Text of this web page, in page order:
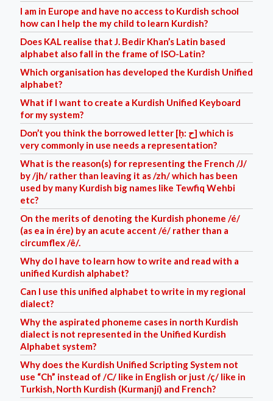
I am in Europe and have no access to Kurdish school
how can I help the my child to learn Kurdish?
Does KAL realise that J. Bedir Khan’s Latin based
alphabet also fall in the frame of ISO-Latin?
Which organisation has developed the Kurdish Unified
alphabet?
What if I want to create a Kurdish Unified Keyboard
for my system?
Don’t you think the borrowed letter [ḥ: ح] which is
very commonly in use needs a representation?
What is the reason(s) for representing the French /J/
by /jh/ rather than leaving it as /zh/ which has been
used by many Kurdish big names like Tewfiq Wehbi
etc?
On the merits of denoting the Kurdish phoneme /é/
(as ea in ére) by an acute accent /é/ rather than a
circumflex /ê/.
Why do I have to learn how to write and read with a
unified Kurdish alphabet?
Can I use this unified alphabet to write in my regional
dialect?
Why the aspirated phoneme cases in north Kurdish
dialect is not represented in the Unified Kurdish
Alphabet system?
Why does the Kurdish Unified Scripting System not
use “Ch” instead of /C/ like in English or just /ç/ like in
Turkish, North Kurdish (Kurmanjí) and French?